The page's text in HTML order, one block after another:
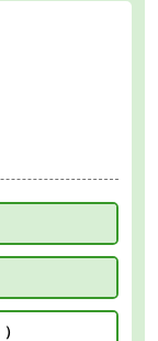
）